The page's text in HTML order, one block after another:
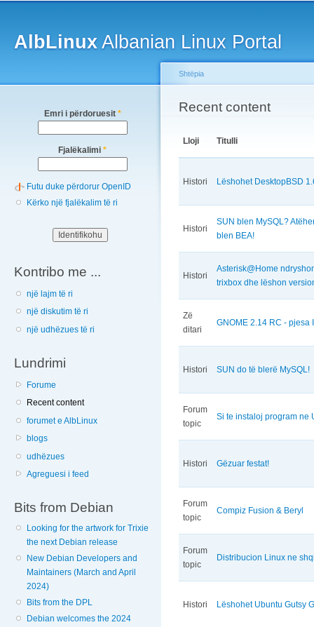
AlbLinuxAlbanian Linux Portal
Emri i përdoruesit *
Fjalëkalimi *
Futu duke përdorur OpenID
Kërko një fjalëkalim të ri
Kontribo me ...
një lajm të ri
një diskutim të ri
një udhëzues të ri
Lundrimi
Forume
Recent content
forumet e AlbLinux
blogs
udhëzues
Agreguesi i feed
Bits from Debian
Looking for the artwork for Trixie
the next Debian release
New Debian Developers and
Maintainers (March and April
2024)
Bits from the DPL
Debian welcomes the 2024
You are here
Shtëpia
Recent content
Lloji Titulli
Histori Lëshohet DesktopBSD
Histori
SUN blen MySQL?
blen BEA!
Histori
Asterisk@Home
trixbox dhe lëshon
Zë
ditari
GNOME 2.14 RC - pjesa I
Histori SUN do të blerë MySQL!
Forum
topic
Si te instaloj program ne
Histori Gëzuar festat!
Forum
topic
Compiz Fusion & Beryl
Forum
topic
Distribucion Linux ne
Histori Lëshohet Ubuntu Gutsy